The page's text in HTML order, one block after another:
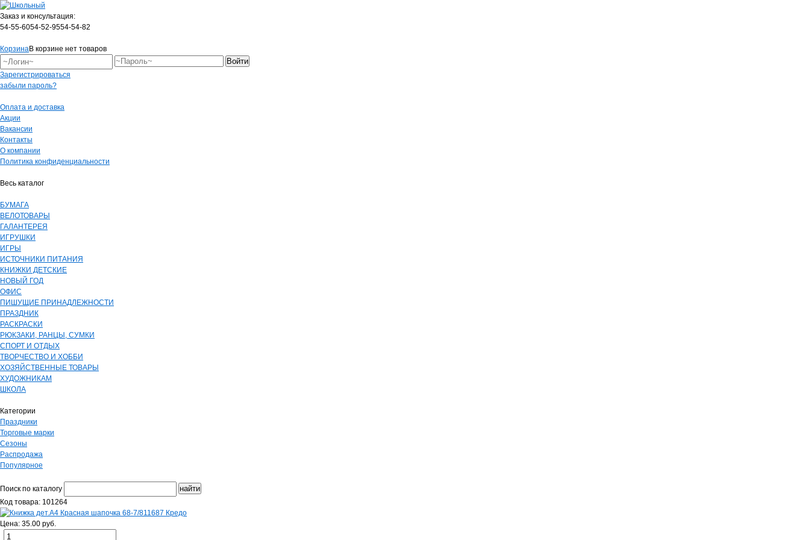
Заказ и консультация:
54-55-6054-52-9554-54-82
КорзинаВ корзине нет товаров
Зарегистрироваться
забыли пароль?
Оплата и доставка
Акции
Вакансии
Контакты
О компании
Политика конфиденциальности
Весь каталог
БУМАГА
ВЕЛОТОВАРЫ
ГАЛАНТЕРЕЯ
ИГРУШКИ
ИГРЫ
ИСТОЧНИКИ ПИТАНИЯ
КНИЖКИ ДЕТСКИЕ
НОВЫЙ ГОД
ОФИС
ПИШУЩИЕ ПРИНАДЛЕЖНОСТИ
ПРАЗДНИК
РАСКРАСКИ
РЮКЗАКИ, РАНЦЫ, СУМКИ
СПОРТ И ОТДЫХ
ТВОРЧЕСТВО И ХОББИ
ХОЗЯЙСТВЕННЫЕ ТОВАРЫ
ХУДОЖНИКАМ
ШКОЛА
Категории
Праздники
Торговые марки
Сезоны
Распродажа
Популярное
Поиск по каталогу
Код товара: 101264
Цена: 35.00 руб.